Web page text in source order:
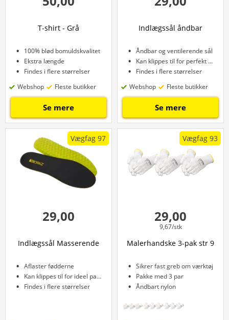
T-shirt - Grå
100% blød bomuldskvalitet
Ekstra længde
Findes i flere størrelser
Webshop
Fleste butikker
Se mere
Indlægssål åndbar
Åndbar og ventilerende sål
Kan klippes til for perfekt pasform
Findes i flere størrelser
Webshop
Fleste butikker
Se mere
Vægfag 97
29,00
Indlægssål Masserende
Aflaster fødderne
Kan klippes til for ideel pasform
Findes i flere størrelser
Vægfag 93
29,00
9,67/stk
Malerhandske 3-pak str 9
Sikrer fast greb om værktøj
Pakke med 3 par
Åndbart nylon